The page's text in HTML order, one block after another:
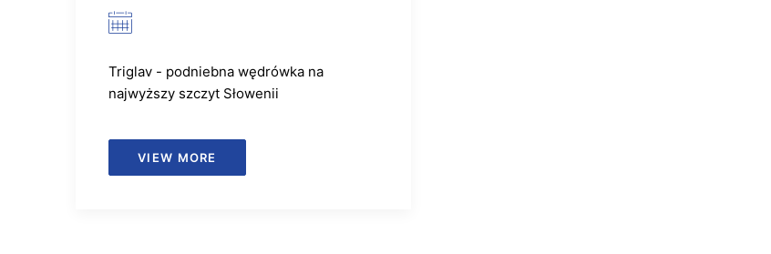
Triglav - podniebna wędrówka na
najwyższy szczyt Słowenii
VIEW MORE